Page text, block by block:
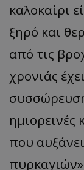
καλοκαίρι
ξηρό και
από τις
χρονιάς
ημιορεινές
που
πυρκαγιών